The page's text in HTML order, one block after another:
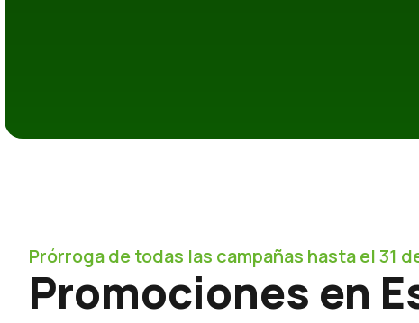
Prórroga de todas las campañas hasta el 31
Promociones en